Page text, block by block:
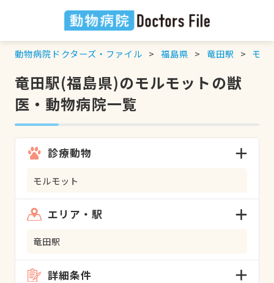
動物病院ドクターズ・ファイル 福島県 竜田駅 モル
竜田駅(福島県)のモルモットの獣
医・動物病院一覧
診療動物
モルモット
エリア・駅
竜田駅
詳細条件